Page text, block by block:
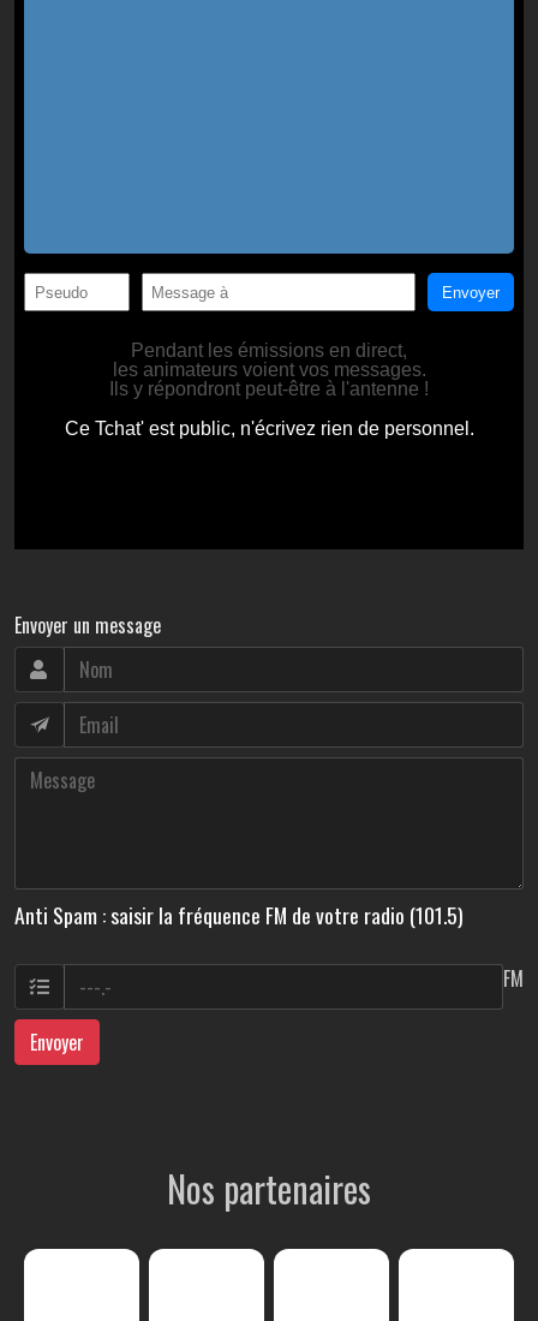
Envoyer un message
Anti Spam : saisir la fréquence FM de votre radio (101.5)
FM
Envoyer
Nos partenaires